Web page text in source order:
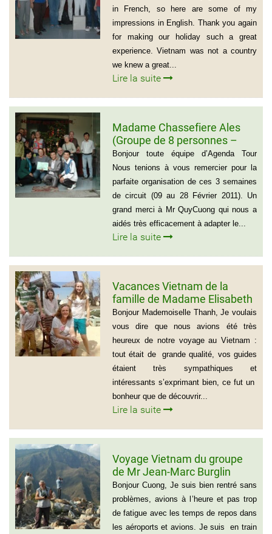
in French, so here are some of my
impressions in English. Thank you again
for making our holiday such a great
experience. Vietnam was not a country
we knew a great...
Lire la suite
Madame Chassefiere Ales
(Groupe de 8 personnes –
Voyage du Nord au Sud
Vietnam)
Bonjour toute équipe d’Agenda Tour
Nous tenions à vous remercier pour la
parfaite organisation de ces 3 semaines
de circuit (09 au 28 Février 2011). Un
grand merci à Mr QuyCuong qui nous a
aidés très efficacement à adapter le...
Lire la suite
Vacances Vietnam de la
famille de Madame Elisabeth
DE LAUBESPIN (6 personnes)
Bonjour Mademoiselle Thanh, Je voulais
vous dire que nous avions été très
heureux de notre voyage au Vietnam :
tout était de grande qualité, vos guides
étaient très sympathiques et
intéressants s’exprimant bien, ce fut un
bonheur que de découvrir...
Lire la suite
Voyage Vietnam du groupe
de Mr Jean-Marc Burglin
(Groupe de 9 personnes)
Bonjour Cuong, Je suis bien rentré sans
problèmes, avions à l’heure et pas trop
de fatigue avec les temps de repos dans
les aéroports et avions. Je suis en train